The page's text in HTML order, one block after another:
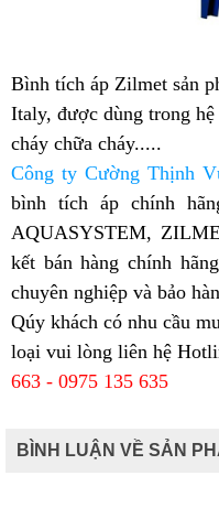
Bình tích áp Zilmet sản
Italy, được dùng trong
cháy chữa cháy.....
Công ty Cường Thịnh
bình tích áp chính
AQUASYSTEM,
kết bán hàng chính
chuyên nghiệp và bảo
Qúy khách có nhu cầu
loại vui lòng liên hệ
663 - 0975 135 635
BÌNH LUẬN VỀ SẢN